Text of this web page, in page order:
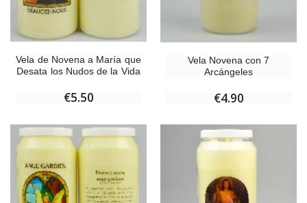
Vela de Novena a María que
Desata los Nudos de la Vida
€5.50
Vela Novena con 7
Arcángeles
€4.90